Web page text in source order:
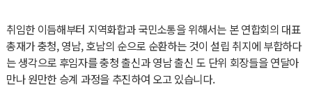
취임한 이듬해부터 지역화합과 국민소통을 위해서는 본 연합회의 대표
총재가 충청, 영남, 호남의 순으로 순환하는 것이 설립 취지에 부합하다
는 생각으로 후임자를 충청 출신과 영남 출신 도 단위 회장들을 연달아
만나 원만한 승계 과정을 추진하여 오고 있습니다.